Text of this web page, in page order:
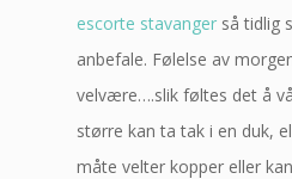
escorte stavanger så tidlig
anbefale. Følelse av
velvære….slik føltes det å
større kan ta tak i en duk,
måte velter kopper eller